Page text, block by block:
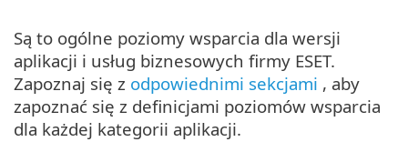
Są to ogólne poziomy wsparcia dla wersji
aplikacji i usług biznesowych firmy ESET.
Zapoznaj się z odpowiednimi sekcjami , aby
zapoznać się z definicjami poziomów wsparcia
dla każdej kategorii aplikacji.